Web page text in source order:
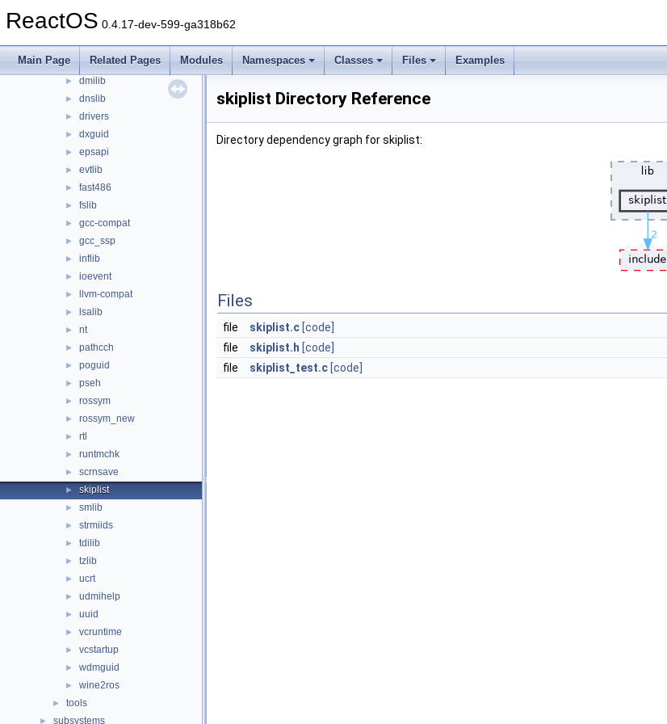
ReactOS 0.4.17-dev-599-ga318b62
Main Page Related Pages Modules Namespaces Classes Files Examples
► crtheap
► cryptlib
► delayimp
► dmilib
► dnslib
► drivers
► dxguid
► epsapi
► evtlib
► fast486
► fslib
► gcc-compat
► gcc_ssp
► inflib
► ioevent
► llvm-compat
► lsalib
► nt
► pathcch
► poguid
► pseh
► rossym
► rossym_new
► rtl
► runtmchk
► scrnsave
► skiplist
► smlib
► strmiids
► tdilib
► tzlib
► ucrt
► udmihelp
► uuid
► vcruntime
► vcstartup
► wdmguid
► wine2ros
► tools
► subsystems
skiplist Directory Reference
Directory dependency graph for skiplist:
Files
file skiplist.c [code]
file
skiplist.h [code]
file
skiplist_test.c [code]